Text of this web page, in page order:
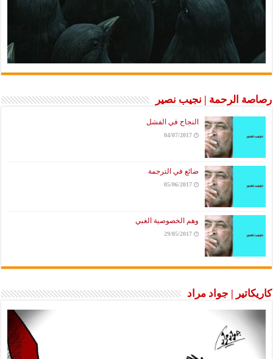
رصاصة الرحمة | نجيب نصير
النجاح في الفشل
04/07/2017
ضائع في الترجمة
05/06/2017
وهم الخصوصية الغبي
29/05/2017
كاريكاتير | جواد مراد